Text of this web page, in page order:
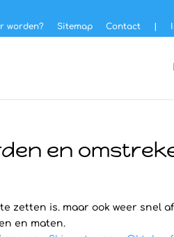
worden? Sitemap Contact
en
is. maar ook weer snel
en maten.